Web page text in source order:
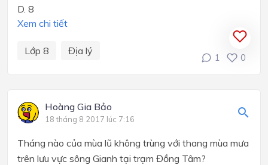
D. 8
Xem chi tiết
Lớp 8 Địa lý
1 0
Hoàng Gia Bảo
18 tháng 8 2017 lúc 7:16
Tháng nào của mùa lũ không trùng với thang mùa mưa
trên lưu vực sông Gianh tại trạm Đồng Tâm?